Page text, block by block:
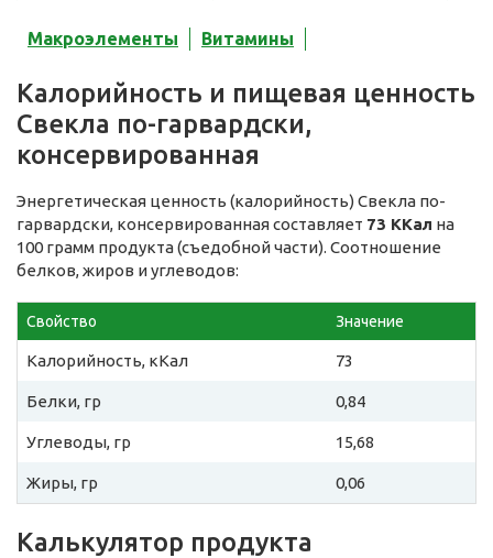
Макроэлементы Витамины
Калорийность и пищевая ценность
Свекла по-гарвардски,
консервированная
Энергетическая ценность (калорийность) Свекла по-
гарвардски, консервированная составляет 73 ККал на
100 грамм продукта (съедобной части). Соотношение
белков, жиров и углеводов:
Свойство Значение
Калорийность, кКал 73
Белки, гр 0,84
Углеводы, гр 15,68
Жиры, гр 0,06
Калькулятор продукта